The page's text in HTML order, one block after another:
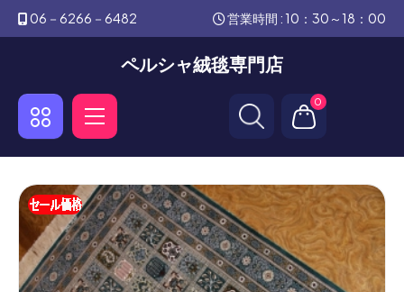
06－6266－6482 営業時間 : 10：30～18：00
ペルシャ絨毯専門店
0